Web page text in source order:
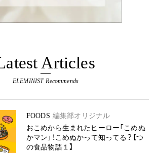
Articles
ELEMINIST Recommends
FOODS 編集部オリジナル
おこめから生まれたヒーロー「こめぬ
かマン」！こめぬかって知ってる？【つ
の食品物語１】